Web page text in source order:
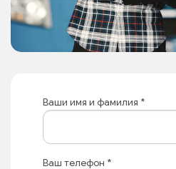
Ваши имя и фамилия *
Ваш телефон *